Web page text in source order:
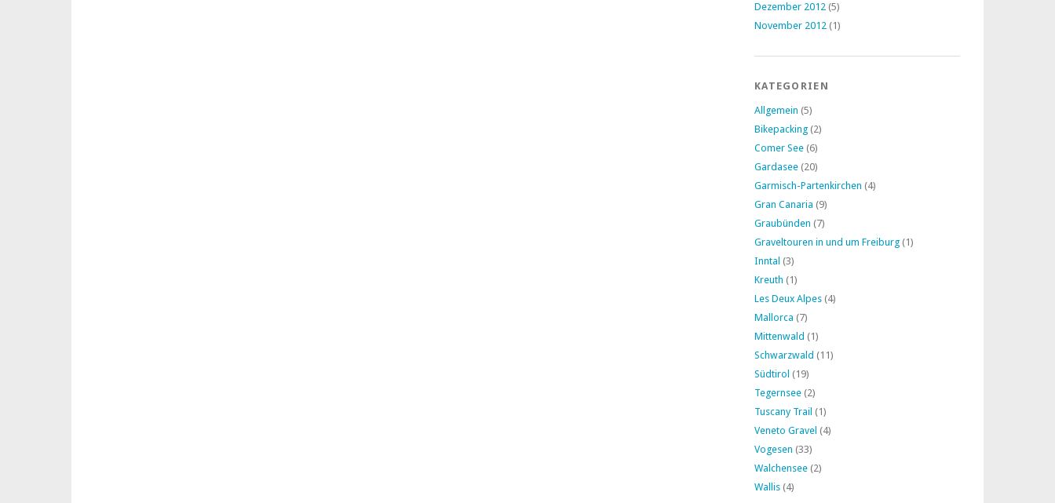
Dezember 2012 (5)
November 2012 (1)
KATEGORIEN
Allgemein (5)
Bikepacking (2)
Comer See (6)
Gardasee (20)
Garmisch-Partenkirchen (4)
Gran Canaria (9)
Graubünden (7)
Graveltouren in und um Freiburg (1)
Inntal (3)
Kreuth (1)
Les Deux Alpes (4)
Mallorca (7)
Mittenwald (1)
Schwarzwald (11)
Südtirol (19)
Tegernsee (2)
Tuscany Trail (1)
Veneto Gravel (4)
Vogesen (33)
Walchensee (2)
Wallis (4)